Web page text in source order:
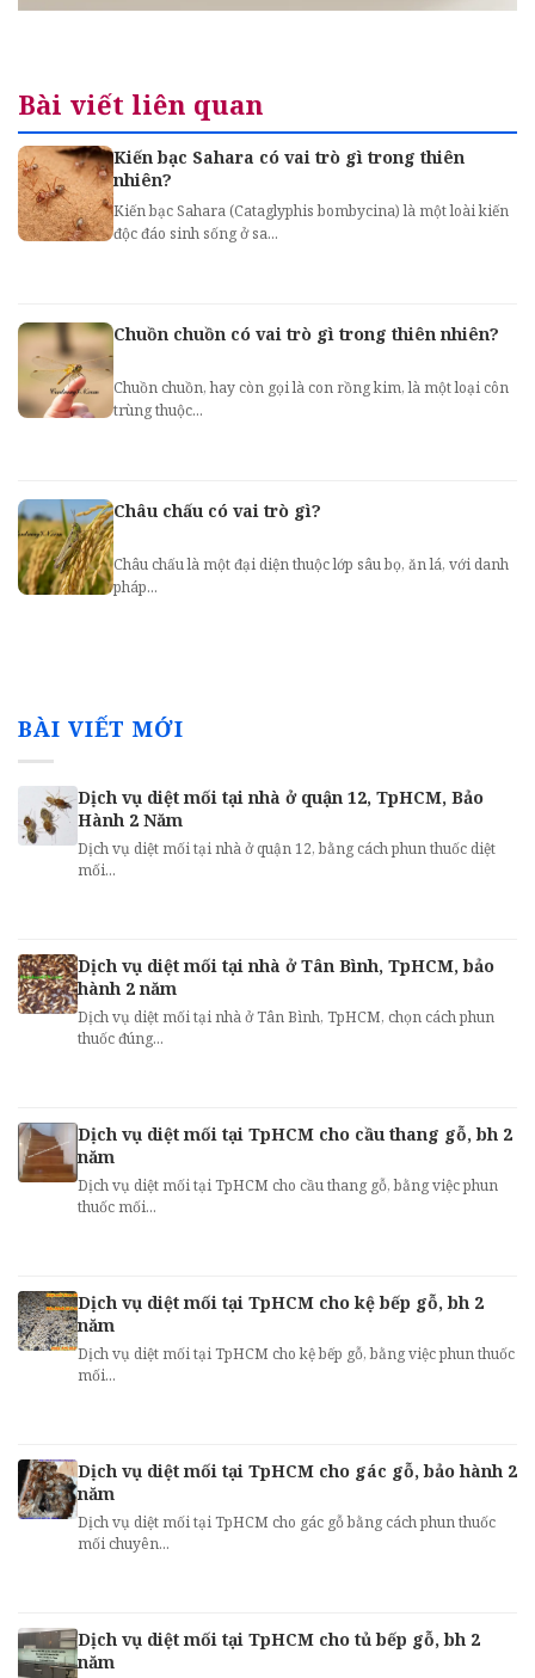
Bài viết liên quan
Kiến bạc Sahara có vai trò gì trong thiên
nhiên?
Kiến bạc Sahara (Cataglyphis bombycina) là một loài kiến
độc đáo sinh sống ở sa...
Chuồn chuồn có vai trò gì trong thiên nhiên?
Chuồn chuồn, hay còn gọi là con rồng kim, là một loại côn
trùng thuộc...
Châu chấu có vai trò gì?
Châu chấu là một đại diện thuộc lớp sâu bọ, ăn lá, với danh
pháp...
BÀI VIẾT MỚI
Dịch vụ diệt mối tại nhà ở quận 12, TpHCM, Bảo
Hành 2 Năm
Dịch vụ diệt mối tại nhà ở quận 12, bằng cách phun thuốc diệt
mối...
Dịch vụ diệt mối tại nhà ở Tân Bình, TpHCM, bảo
hành 2 năm
Dịch vụ diệt mối tại nhà ở Tân Bình, TpHCM, chọn cách phun
thuốc đúng...
Dịch vụ diệt mối tại TpHCM cho cầu thang gỗ, bh 2
năm
Dịch vụ diệt mối tại TpHCM cho cầu thang gỗ, bằng việc phun
thuốc mối...
Dịch vụ diệt mối tại TpHCM cho kệ bếp gỗ, bh 2
năm
Dịch vụ diệt mối tại TpHCM cho kệ bếp gỗ, bằng việc phun thuốc
mối...
Dịch vụ diệt mối tại TpHCM cho gác gỗ, bảo hành 2
năm
Dịch vụ diệt mối tại TpHCM cho gác gỗ bằng cách phun thuốc
mối chuyên...
Dịch vụ diệt mối tại TpHCM cho tủ bếp gỗ, bh 2
năm